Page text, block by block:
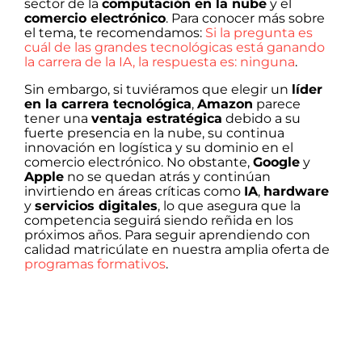
sector de la computación en la nube y el
comercio electrónico. Para conocer más sobre
el tema, te recomendamos: Si la pregunta es
cuál de las grandes tecnológicas está ganando
la carrera de la IA, la respuesta es: ninguna.
Sin embargo, si tuviéramos que elegir un líder
en la carrera tecnológica, Amazon parece
tener una ventaja estratégica debido a su
fuerte presencia en la nube, su continua
innovación en logística y su dominio en el
comercio electrónico. No obstante, Google y
Apple no se quedan atrás y continúan
invirtiendo en áreas críticas como IA, hardware
y servicios digitales, lo que asegura que la
competencia seguirá siendo reñida en los
próximos años. Para seguir aprendiendo con
calidad matricúlate en nuestra amplia oferta de
programas formativos.